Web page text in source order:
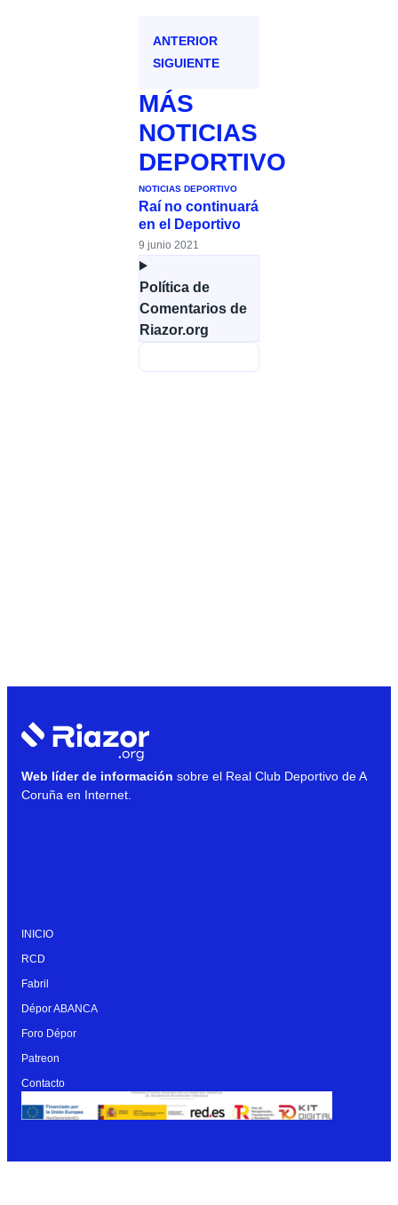
ANTERIOR
SIGUIENTE
MÁS
NOTICIAS
DEPORTIVO
NOTICIAS DEPORTIVO
Raí no continuará
en el Deportivo
9 junio 2021
Política de
Comentarios de
Riazor.org
Web líder de información sobre el Real Club Deportivo de A
Coruña en Internet.
INICIO
RCD
Fabril
Dépor ABANCA
Foro Dépor
Patreon
Contacto